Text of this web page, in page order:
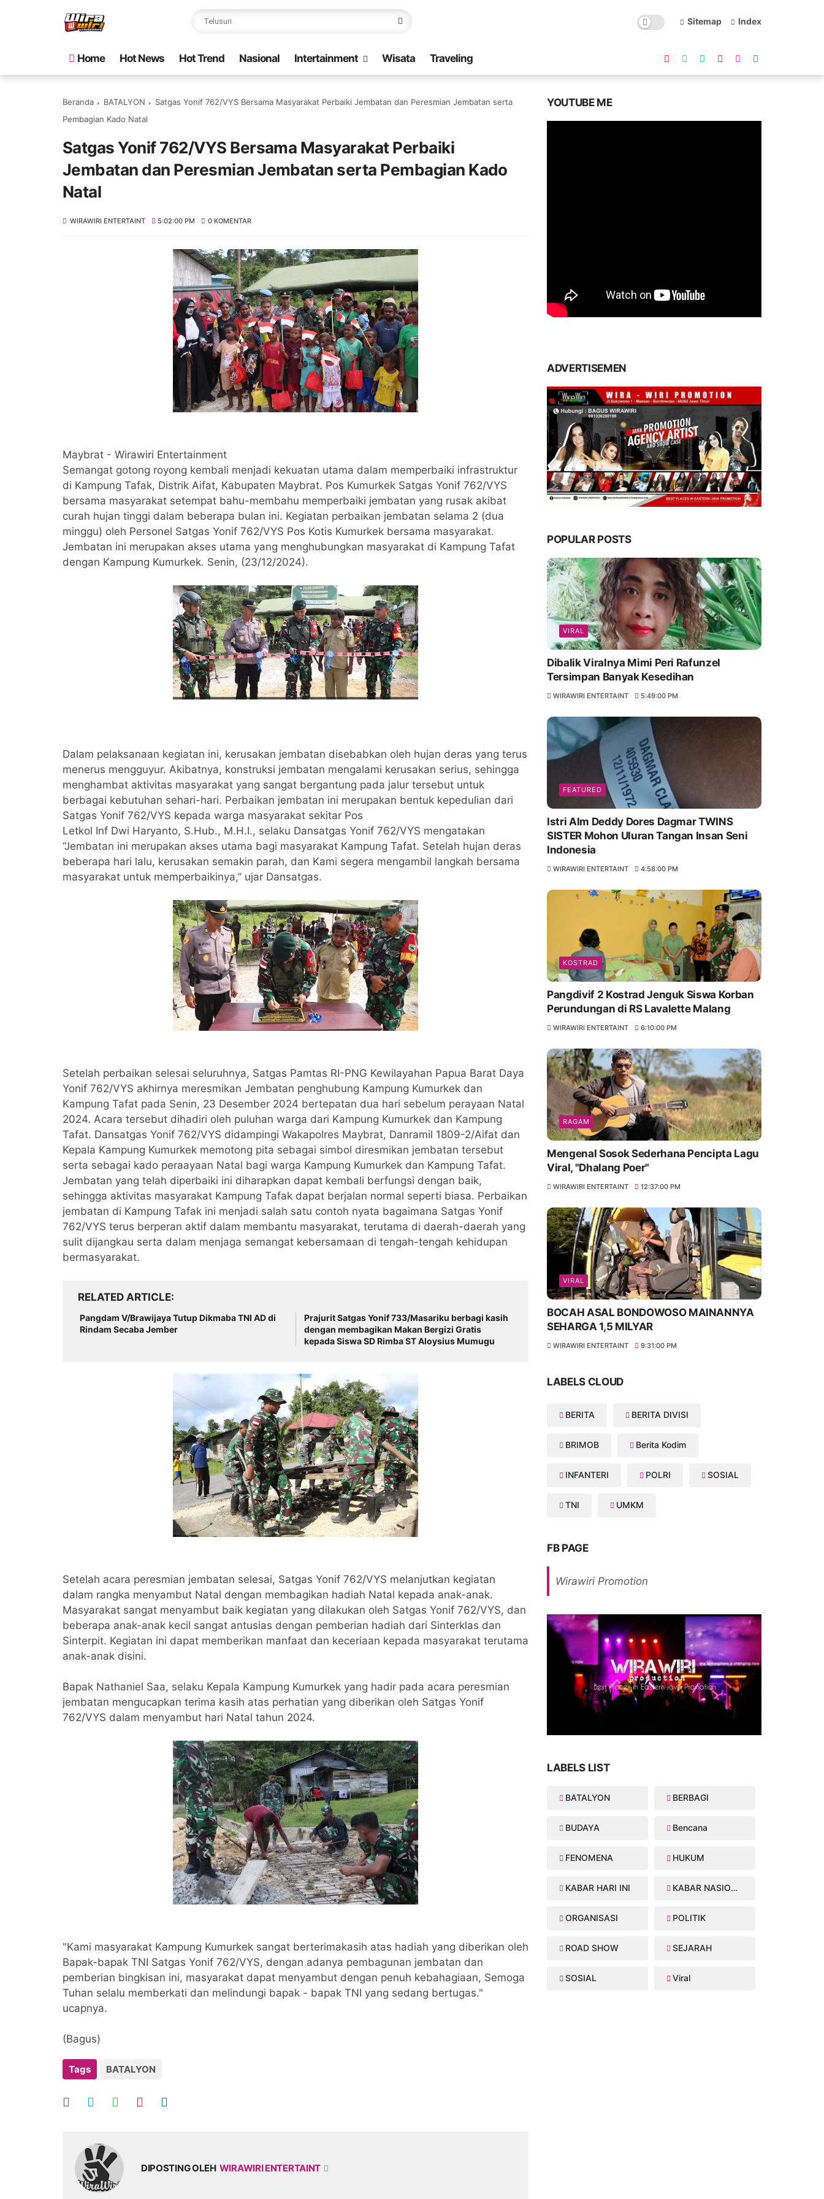
Sitemap Index
Home Hot News Hot Trend Nasional Intertainment Wisata Traveling
Beranda BATALYON
Satgas Yonif 762/VYS Bersama Masyarakat Perbaiki Jembatan dan Peresmian Jembatan serta
Pembagian Kado Natal
Satgas Yonif 762/VYS Bersama Masyarakat Perbaiki
Jembatan dan Peresmian Jembatan serta Pembagian Kado
Natal
WIRAWIRI ENTERTAINT 5:02:00 PM 0 KOMENTAR
Maybrat - Wirawiri Entertainment
Semangat gotong royong kembali menjadi kekuatan utama dalam memperbaiki infrastruktur
di Kampung Tafak, Distrik Aifat, Kabupaten Maybrat. Pos Kumurkek Satgas Yonif 762/VYS
bersama masyarakat setempat bahu-membahu memperbaiki jembatan yang rusak akibat
curah hujan tinggi dalam beberapa bulan ini. Kegiatan perbaikan jembatan selama 2 (dua
minggu) oleh Personel Satgas Yonif 762/VYS Pos Kotis Kumurkek bersama masyarakat.
Jembatan ini merupakan akses utama yang menghubungkan masyarakat di Kampung Tafat
dengan Kampung Kumurkek. Senin, (23/12/2024).
Dalam pelaksanaan kegiatan ini, kerusakan jembatan disebabkan oleh hujan deras yang terus
menerus mengguyur. Akibatnya, konstruksi jembatan mengalami kerusakan serius, sehingga
menghambat aktivitas masyarakat yang sangat bergantung pada jalur tersebut untuk
berbagai kebutuhan sehari-hari. Perbaikan jembatan ini merupakan bentuk kepedulian dari
Satgas Yonif 762/VYS kepada warga masyarakat sekitar Pos
Letkol Inf Dwi Haryanto, S.Hub., M.H.I., selaku Dansatgas Yonif 762/VYS mengatakan
“Jembatan ini merupakan akses utama bagi masyarakat Kampung Tafat. Setelah hujan deras
beberapa hari lalu, kerusakan semakin parah, dan Kami segera mengambil langkah bersama
masyarakat untuk memperbaikinya,” ujar Dansatgas.
Setelah perbaikan selesai seluruhnya, Satgas Pamtas RI-PNG Kewilayahan Papua Barat Daya
Yonif 762/VYS akhirnya meresmikan Jembatan penghubung Kampung Kumurkek dan
Kampung Tafat pada Senin, 23 Desember 2024 bertepatan dua hari sebelum perayaan Natal
2024. Acara tersebut dihadiri oleh puluhan warga dari Kampung Kumurkek dan Kampung
Tafat. Dansatgas Yonif 762/VYS didampingi Wakapolres Maybrat, Danramil 1809-2/Aifat dan
Kepala Kampung Kumurkek memotong pita sebagai simbol diresmikan jembatan tersebut
serta sebagai kado peraayaan Natal bagi warga Kampung Kumurkek dan Kampung Tafat.
Jembatan yang telah diperbaiki ini diharapkan dapat kembali berfungsi dengan baik,
sehingga aktivitas masyarakat Kampung Tafak dapat berjalan normal seperti biasa. Perbaikan
jembatan di Kampung Tafak ini menjadi salah satu contoh nyata bagaimana Satgas Yonif
762/VYS terus berperan aktif dalam membantu masyarakat, terutama di daerah-daerah yang
sulit dijangkau serta dalam menjaga semangat kebersamaan di tengah-tengah kehidupan
bermasyarakat.
RELATED ARTICLE
Pangdam V/Brawijaya Tutup Dikmaba TNI AD di
Rindam Secaba Jember
Prajurit Satgas Yonif 733/Masariku berbagi kasih
dengan membagikan Makan Bergizi Gratis
kepada Siswa SD Rimba ST Aloysius Mumugu
Setelah acara peresmian jembatan selesai, Satgas Yonif 762/VYS melanjutkan kegiatan
dalam rangka menyambut Natal dengan membagikan hadiah Natal kepada anak-anak.
Masyarakat sangat menyambut baik kegiatan yang dilakukan oleh Satgas Yonif 762/VYS, dan
beberapa anak-anak kecil sangat antusias dengan pemberian hadiah dari Sinterklas dan
Sinterpit. Kegiatan ini dapat memberikan manfaat dan keceriaan kepada masyarakat terutama
anak-anak disini.
Bapak Nathaniel Saa, selaku Kepala Kampung Kumurkek yang hadir pada acara peresmian
jembatan mengucapkan terima kasih atas perhatian yang diberikan oleh Satgas Yonif
762/VYS dalam menyambut hari Natal tahun 2024.
"Kami masyarakat Kampung Kumurkek sangat berterimakasih atas hadiah yang diberikan oleh
Bapak-bapak TNI Satgas Yonif 762/VYS, dengan adanya pembagunan jembatan dan
pemberian bingkisan ini, masyarakat dapat menyambut dengan penuh kebahagiaan, Semoga
Tuhan selalu memberkati dan melindungi bapak - bapak TNI yang sedang bertugas."
ucapnya.
(Bagus)
Tags BATALYON
DIPOSTING OLEH WIRAWIRI ENTERTAINT
YOUTUBE ME
ADVERTISEMEN
POPULAR POSTS
VIRAL
Dibalik Viralnya Mimi Peri Rafunzel
Tersimpan Banyak Kesedihan
WIRAWIRI ENTERTAINT 5:49:00 PM
FEATURED
Istri Alm Deddy Dores Dagmar TWINS
SISTER Mohon Uluran Tangan Insan Seni
Indonesia
WIRAWIRI ENTERTAINT 4:58:00 PM
KOSTRAD
Pangdivif 2 Kostrad Jenguk Siswa Korban
Perundungan di RS Lavalette Malang
WIRAWIRI ENTERTAINT 6:10:00 PM
RAGAM
Mengenal Sosok Sederhana Pencipta Lagu
Viral, "Dhalang Poer"
WIRAWIRI ENTERTAINT 12:37:00 PM
VIRAL
BOCAH ASAL BONDOWOSO MAINANNYA
SEHARGA 1,5 MILYAR
WIRAWIRI ENTERTAINT 9:31:00 PM
LABELS CLOUD
BERITA BERITA DIVISI
BRIMOB Berita Kodim
INFANTERI POLRI SOSIAL
TNI UMKM
FB PAGE
Wirawiri Promotion
LABELS LIST
BATALYON BERBAGI
BUDAYA Bencana
FENOMENA HUKUM
KABAR HARI INI KABAR NASIONAL
ORGANISASI POLITIK
ROAD SHOW SEJARAH
SOSIAL Viral